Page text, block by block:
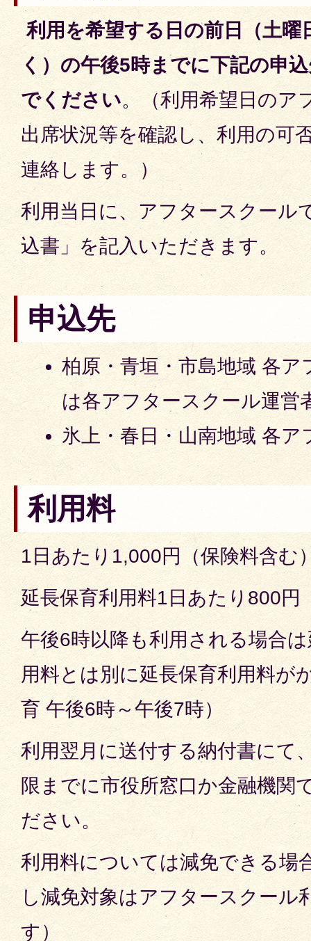
利用を希望する日の前日（土曜
く）の午後5時までに下記の申
でください。（利用希望日のア
出席状況等を確認し、利用の可
連絡します。）
利用当日に、アフタースクール
込書」を記入いただきます。
申込先
柏原・青垣・市島地域 各
は各アフタースクール運営
氷上・春日・山南地域 各ア
利用料
1日あたり1,000円（保険料含む
延長保育利用料1日あたり800円
午後6時以降も利用される場合
用料とは別に延長保育利用料が
育 午後6時～午後7時）
利用翌月に送付する納付書にて
限までに市役所窓口か金融機関
ださい。
利用料については減免できる場
し減免対象はアフタースクール
す）